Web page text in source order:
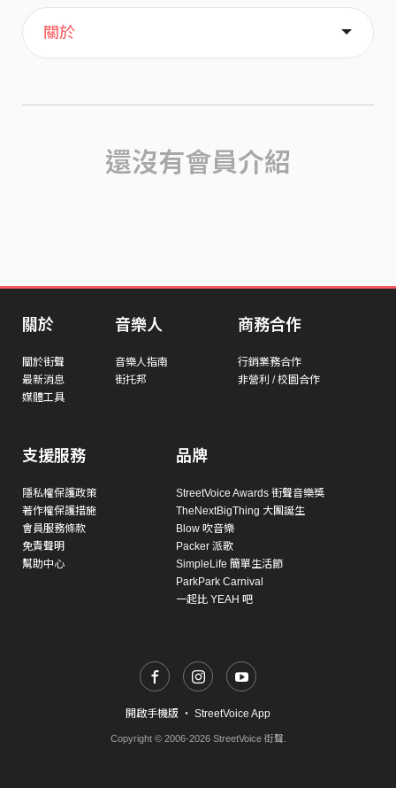
主頁
歌單
喜歡
關於
還沒有會員介紹
關於
關於街聲
最新消息
媒體工具
音樂人
音樂人指南
街托邦
商務合作
行銷業務合作
非營利 / 校園合作
支援服務
隱私權保護政策
著作權保護措施
會員服務條款
免責聲明
幫助中心
品牌
StreetVoice Awards 街聲音樂獎
TheNextBigThing 大團誕生
Blow 吹音樂
Packer 派歌
SimpleLife 簡單生活節
ParkPark Carnival
一起比 YEAH 吧
開啟手機版 ・ StreetVoice App
Copyright © 2006-2026 StreetVoice 街聲.